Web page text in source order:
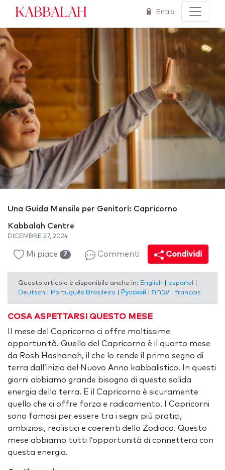
Kabbalah Entra
Una Guida Mensile per Genitori: Capricorno
Kabbalah Centre
DICEMBRE 27, 2024
Mi piace 7 Commenti Condividi
Questo articolo è disponibile anche in: English español
Deutsch
Português Brasileiro Русский français
COSA ASPETTARSI QUESTO MESE
Il mese del Capricorno ci offre moltissime
opportunità. Quello del Capricorno è il quarto mese
da Rosh Hashanah, il che lo rende il primo segno di
terra dall’inizio del Nuovo Anno kabbalistico. In questi
giorni abbiamo grande bisogno di questa solida
energia della terra. E il Capricorno è sicuramente
quello che ci offre forza e radicamento. I Capricorni
sono famosi per essere tra i segni più pratici,
ambiziosi, realistici e coerenti dello Zodiaco. Questo
mese abbiamo tutti l’opportunità di connetterci con
questa energia.